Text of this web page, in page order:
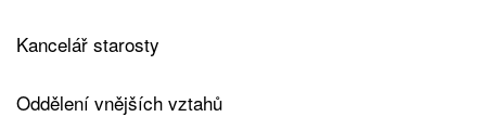
Kancelář starosty
Oddělení vnějších vztahů